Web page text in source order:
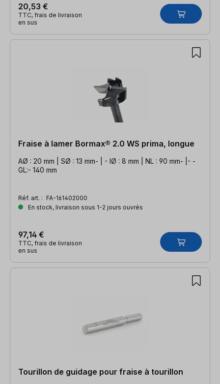
20,53 €
TTC, frais de livraison
en sus
Fraise à lamer Bormax® 2.0 WS prima, longue
AØ : 20 mm | SØ : 13 mm- | - IØ : 8 mm | NL : 90 mm- |- -
GL:- 140 mm
Réf. art. : FA-161402000
En stock, livraison sous 1-2 jours ouvrés
97,14 €
TTC, frais de livraison
en sus
Tourillon de guidage pour fraise à tourillon